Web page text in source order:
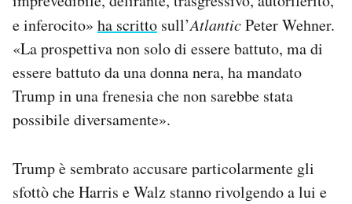
e inferocito» ha scritto sull’AtlanticPeter Wehner.
«La prospettiva non solo di essere battuto, ma di
essere battuto da una donna nera, ha mandato
Trump in una frenesia che non sarebbe stata
possibile diversamente».
Trump è sembrato accusare particolarmente gli
sfottò che Harris e Walz stanno rivolgendo a lui e